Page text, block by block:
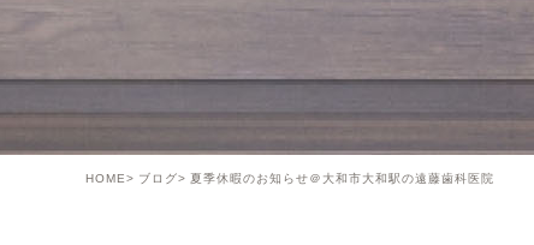
HOME ブログ 夏季休暇のお知らせ＠大和市大和駅の遠藤歯科医院